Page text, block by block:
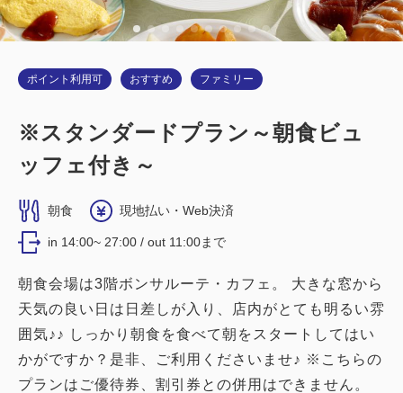
税・サービス料込
会員価格 14,500
禁煙ルーム
【禁煙】ダブルルーム
2 1~2名
ダブルサイズ / 幅131-150cm×1
Wi-Fiあり（無料）
ポイント利用可 おすすめ ファミリー
※スタンダードプラン～朝食ビュ
ッフェ付き～
朝食 現地払い・Web決済
in 14:00~ 27:00 / out 11:00まで
朝食会場は3階ボンサルーテ・カフェ。 大きな窓から
天気の良い日は日差しが入り、店内がとても明るい雰
囲気♪♪ しっかり朝食を食べて朝をスタートしてはい
かがですか？是非、ご利用くださいませ♪ ※こちらの
プランはご優待券、割引券との併用はできません。